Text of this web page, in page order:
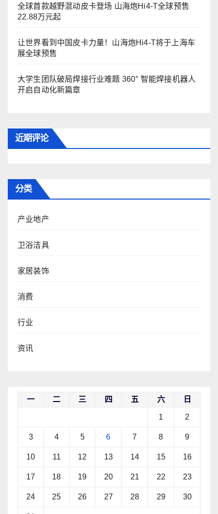
全球首款越野混动皮卡登场 山海炮Hi4-T全球预售
22.88万元起
让世界看到中国皮卡力量！山海炮Hi4-T将于上海车
展全球预售
大学生团队破局焊接行业难题 360° 智能焊接机器人
开启自动化新篇章
近期评论
分类
产业地产
卫浴洁具
家居装饰
消费
行业
资讯
一 二 三 四 五 六 日
1 2
3 4 5 6 7 8 9
10 11 12 13 14 15 16
17 18 19 20 21 22 23
24 25 26 27 28 29 30